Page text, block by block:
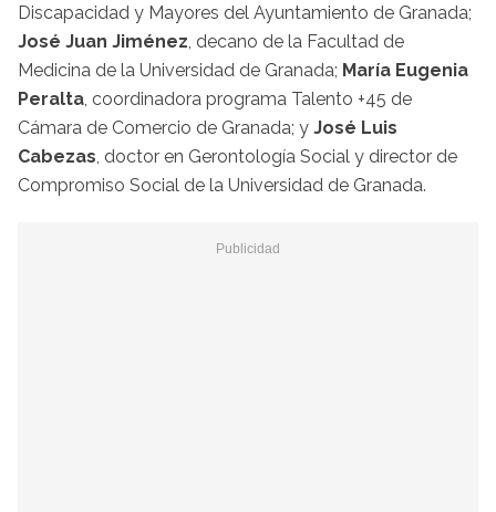
Discapacidad y Mayores del Ayuntamiento de Granada;
José Juan Jiménez, decano de la Facultad de
Medicina de la Universidad de Granada; María Eugenia
Peralta, coordinadora programa Talento +45 de
Cámara de Comercio de Granada; y José Luis
Cabezas, doctor en Gerontología Social y director de
Compromiso Social de la Universidad de Granada.